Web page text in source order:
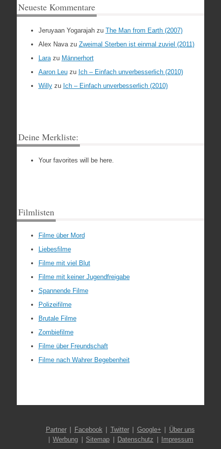
Neueste Kommentare
Jeruyaan Yogarajahzu The Man from Earth (2007)
Alex Navazu Zweimal Sterben ist einmal zuviel (2011)
Larazu Männerhort
Aaron Leuzu Ich – Einfach unverbesserlich (2010)
Willyzu Ich – Einfach unverbesserlich (2010)
Deine Merkliste:
Your favorites will be here.
Filmlisten
Filme über Mord
Liebesfilme
Filme mit viel Blut
Filme mit keiner Jugendfreigabe
Spannende Filme
Polizeifilme
Brutale Filme
Zombiefilme
Filme über Freundschaft
Filme nach Wahrer Begebenheit
Partner Facebook Twitter Google+
Über uns
Werbung
Sitemap Datenschutz Impressum